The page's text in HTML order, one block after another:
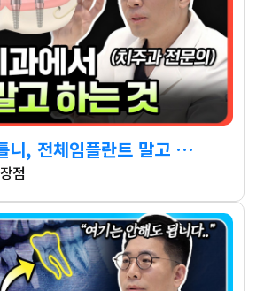
치아 없을 땐 틀니, 전체임플란트 말고 이걸 많이 합니다.
점